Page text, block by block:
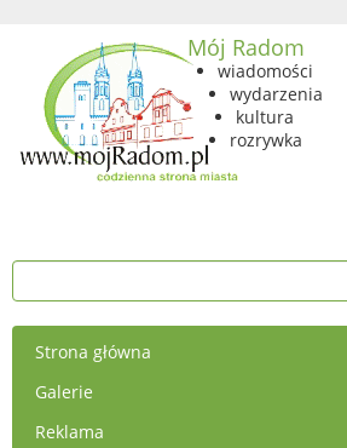
Mój Radom
wiadomości
wydarzenia
kultura
rozrywka
Strona główna
Galerie
Reklama